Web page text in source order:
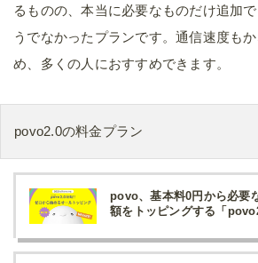
るものの、本当に必要なものだけ追加
うでなかったプランです。通信速度も
め、多くの人におすすめできます。
povo2.0の料金プラン
povo、基本料0円から必要
額をトッピングする「